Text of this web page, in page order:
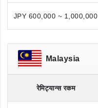
JPY 600,000 ~ 1,000,000
Malaysia
रेमिट्यान्स रकम